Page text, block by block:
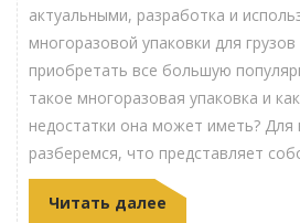
актуальными, разработка и
многоразовой упаковки для
приобретать все большую
такое многоразовая упаковка и
недостатки она может иметь? Для
разберемся, что представляет
Читать далее